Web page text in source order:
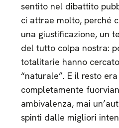
sentito nel dibattito
ci attrae molto, perché
una giustificazione, un
del tutto colpa nostra:
totalitarie hanno
“naturale”. E il resto
completamente
ambivalenza, mai
spinti dalle migliori